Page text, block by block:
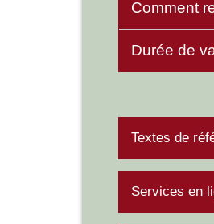
Comment
Durée de
Textes de
Services en